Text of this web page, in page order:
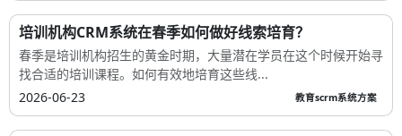
培训机构CRM系统在春季如何做好线索培育？
春季是培训机构招生的黄金时期，大量潜在学员在这个时候开始寻
找合适的培训课程。如何有效地培育这些线...
2026-06-23
教育scrm系统方案